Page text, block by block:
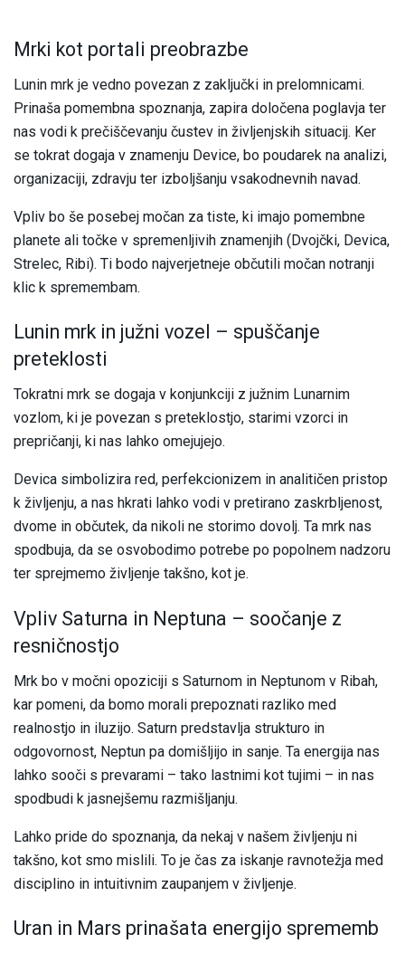
Mrki kot portali preobrazbe
Lunin mrk je vedno povezan z zaključki in prelomnicami.
Prinaša pomembna spoznanja, zapira določena poglavja ter
nas vodi k prečiščevanju čustev in življenjskih situacij. Ker
se tokrat dogaja v znamenju Device, bo poudarek na analizi,
organizaciji, zdravju ter izboljšanju vsakodnevnih navad.
Vpliv bo še posebej močan za tiste, ki imajo pomembne
planete ali točke v spremenljivih znamenjih (Dvojčki, Devica,
Strelec, Ribi). Ti bodo najverjetneje občutili močan notranji
klic k spremembam.
Lunin mrk in južni vozel – spuščanje
preteklosti
Tokratni mrk se dogaja v konjunkciji z južnim Lunarnim
vozlom, ki je povezan s preteklostjo, starimi vzorci in
prepričanji, ki nas lahko omejujejo.
Devica simbolizira red, perfekcionizem in analitičen pristop
k življenju, a nas hkrati lahko vodi v pretirano zaskrbljenost,
dvome in občutek, da nikoli ne storimo dovolj. Ta mrk nas
spodbuja, da se osvobodimo potrebe po popolnem nadzoru
ter sprejmemo življenje takšno, kot je.
Vpliv Saturna in Neptuna – soočanje z
resničnostjo
Mrk bo v močni opoziciji s Saturnom in Neptunom v Ribah,
kar pomeni, da bomo morali prepoznati razliko med
realnostjo in iluzijo. Saturn predstavlja strukturo in
odgovornost, Neptun pa domišljijo in sanje. Ta energija nas
lahko sooči s prevarami – tako lastnimi kot tujimi – in nas
spodbudi k jasnejšemu razmišljanju.
Lahko pride do spoznanja, da nekaj v našem življenju ni
takšno, kot smo mislili. To je čas za iskanje ravnotežja med
disciplino in intuitivnim zaupanjem v življenje.
Uran in Mars prinašata energijo sprememb